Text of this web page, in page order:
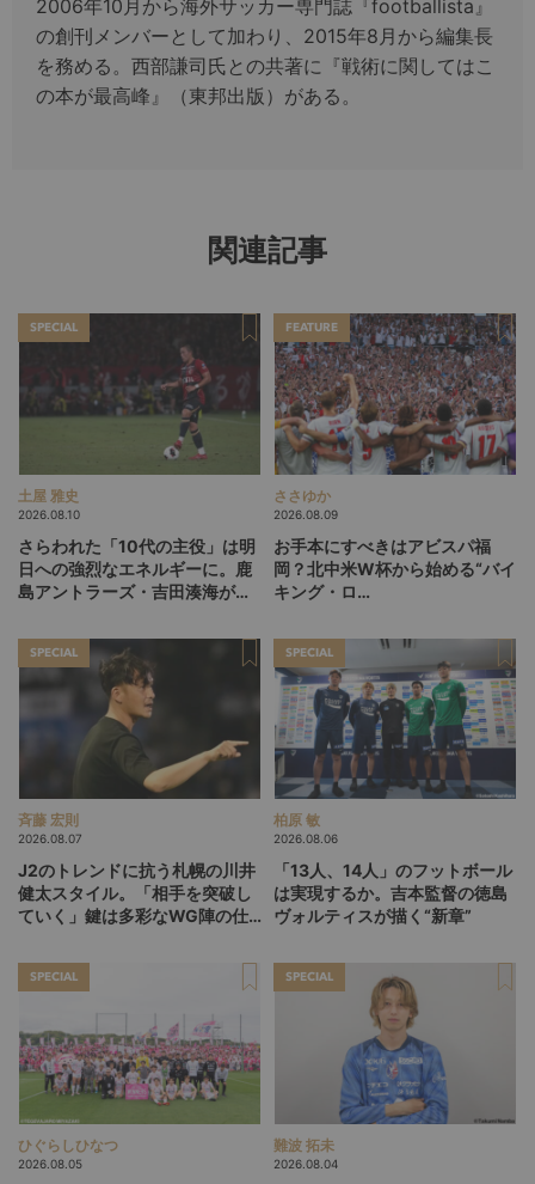
2006年10月から海外サッカー専門誌『footballista』
の創刊メンバーとして加わり、2015年8月から編集長
を務める。西部謙司氏との共著に『戦術に関してはこ
の本が最高峰』（東邦出版）がある。
関連記事
SPECIAL
土屋 雅史
2026.08.10
さらわれた「10代の主役」は明
日への強烈なエネルギーに。鹿
島アントラーズ・吉田湊海が足
トステージ」
FEATURE
ささゆか
2026.08.09
お手本にすべきはアビスパ福
岡？北中米W杯から始める“バイ
キング・ロ
探す旅
SPECIAL
斉藤 宏則
2026.08.07
J2のトレンドに抗う札幌の川井
健太スタイル。「相手を突破し
ていく」鍵は多彩なWG陣の仕
SPECIAL
柏原 敏
2026.08.06
「13人、14人」のフットボール
は実現するか。吉本監督の徳島
ヴォルティスが描く“新章”
SPECIAL
ひぐらしひなつ
2026.08.05
SPECIAL
難波 拓未
2026.08.04